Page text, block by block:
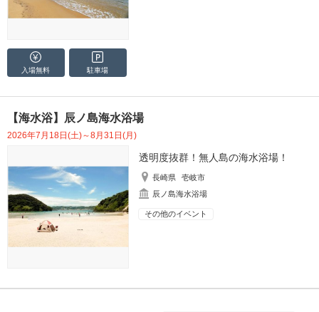
入場無料 駐車場
【海水浴】辰ノ島海水浴場
2026年7月18日(土)～8月31日(月)
透明度抜群！無人島の海水浴場！
長崎県
壱岐市
辰ノ島海水浴場
その他のイベント